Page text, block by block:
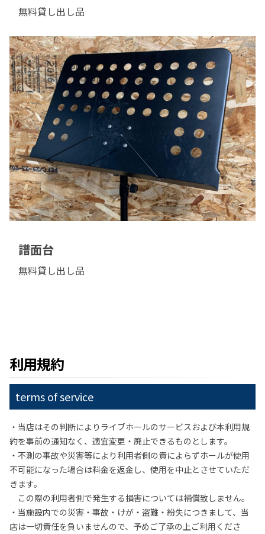
無料貸し出し品
譜面台
無料貸し出し品
利用規約
terms of service
・当店はその判断によりライブホールのサービスおよび本利用規
約を事前の通知なく、適宜変更・廃止できるものとします。
・不測の事故や災害等により利用者側の責によらずホールが使用
不可能になった場合は料金を返金し、使用を中止とさせていただ
きます。
この際の利用者側で発生する損害については補償致しません。
・当施設内での災害・事故・けが・盗難・紛失につきまして、当
店は一切責任を負いませんので、予めご了承の上ご利用くださ